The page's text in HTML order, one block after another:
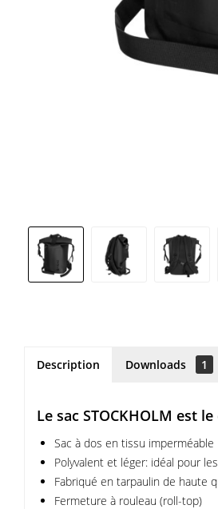
Description Downloads 1
Le sac STOCKHOLM est
Sac à dos en tissu imperméable
Polyvalent et léger: idéal pour
Fabriqué en tarpaulin de haute
Fermeture à rouleau (roll-top)